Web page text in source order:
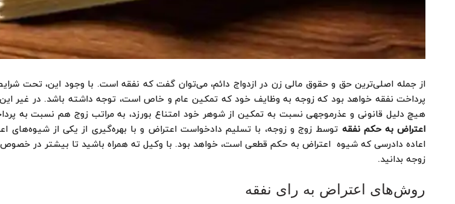
از جمله اصلی‌ترین حق و حقوق مالی زن در ازدواج دائم، می‌توان گفت که نفقه است. با وجود این، تحت
پرداخت نفقه خواهد بود که زوجه به وظایف خود که تمکین عام و خاص است، توجه داشته باشد. در غیر
هیچ دلیل قانونی و عذرموجهی نسبت به تمکین از شوهر خود امتناع بورزد، به مراتب زوج هم نسبت به
اعتراض به حکم نفقه توسط زوج و زوجه، با تسلیم دادخواست اعتراض و با بهره‌گیری از یکی از شیوه‌های
اعاده دادرسی که شیوه اعتراض به حکم قطعی است، خواهد بود. با وکیل ته همراه باشید تا بیشتر در
زوجه بدانید.
روش‌های اعتراض به رای نفقه